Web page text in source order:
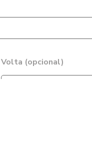
Volta (opcional)